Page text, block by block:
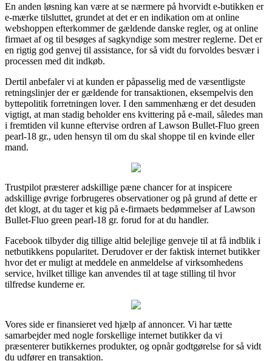
En anden løsning kan være at se nærmere på hvorvidt e-butikken er
e-mærke tilsluttet, grundet at det er en indikation om at online
webshoppen efterkommer de gældende danske regler, og at online
firmaet af og til besøges af sagkyndige som mestrer reglerne. Det er
en rigtig god genvej til assistance, for så vidt du forvoldes besvær i
processen med dit indkøb.
Dertil anbefaler vi at kunden er påpasselig med de væsentligste
retningslinjer der er gældende for transaktionen, eksempelvis den
byttepolitik forretningen lover. I den sammenhæng er det desuden
vigtigt, at man stadig beholder ens kvittering på e-mail, således man
i fremtiden vil kunne eftervise ordren af Lawson Bullet-Fluo green
pearl-18 gr., uden hensyn til om du skal shoppe til en kvinde eller
mand.
Trustpilot præsterer adskillige pæne chancer for at inspicere
adskillige øvrige forbrugeres observationer og på grund af dette er
det klogt, at du tager et kig på e-firmaets bedømmelser af Lawson
Bullet-Fluo green pearl-18 gr. forud for at du handler.
Facebook tilbyder dig tillige altid belejlige genveje til at få indblik i
netbutikkens popularitet. Derudover er der faktisk internet butikker
hvor det er muligt at meddele en anmeldelse af virksomhedens
service, hvilket tillige kan anvendes til at tage stilling til hvor
tilfredse kunderne er.
Vores side er finansieret ved hjælp af annoncer. Vi har tætte
samarbejder med nogle forskellige internet butikker da vi
præsenterer butikkernes produkter, og opnår godtgørelse for så vidt
du udfører en transaktion.